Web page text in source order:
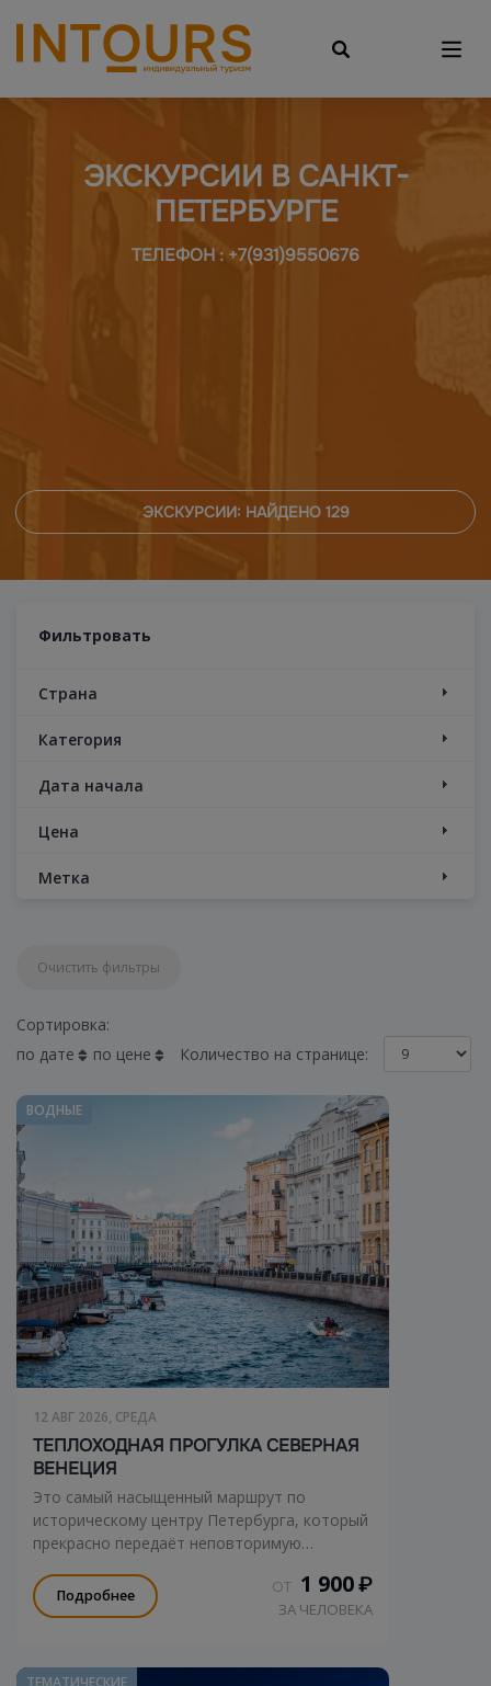
ЭКСКУРСИИ: НАЙДЕНО 129
ЭКСКУРСИИ В САНКТ-
ПЕТЕРБУРГЕ
ТЕЛЕФОН : +7(931)9550676
Фильтровать
Страна
Категория
Дата начала
Цена
Метка
Очистить фильтры
Сортировка:
по дате
по цене Количество на странице:
ВОДНЫЕ
12 АВГ 2026, СРЕДА
ТЕПЛОХОДНАЯ ПРОГУЛКА СЕВЕРНАЯ
ВЕНЕЦИЯ
Это самый насыщенный маршрут по
историческому центру Петербурга, который
прекрасно передаёт неповторимую
Подробнее ОТ 1 900₽
ЗА ЧЕЛОВЕКА
ТЕМАТИЧЕСКИЕ